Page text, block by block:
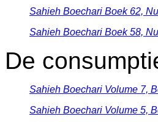
Sahieh Boechari Boek 62,
Sahieh Boechari Boek 58,
De
Sahieh Boechari Volume 7,
Sahieh Boechari Volume 5,